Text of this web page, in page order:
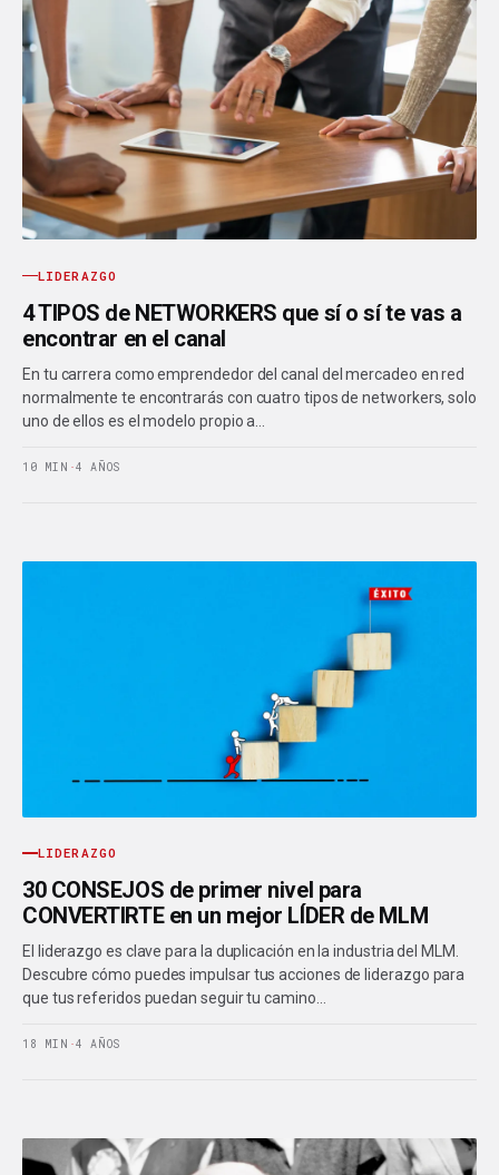
LIDERAZGO
4 TIPOS de NETWORKERS que sí o sí te vas a
encontrar en el canal
En tu carrera como emprendedor del canal del mercadeo en red
normalmente te encontrarás con cuatro tipos de networkers, solo
uno de ellos es el modelo propio a…
10 MIN ·4 AÑOS
LIDERAZGO
30 CONSEJOS de primer nivel para
CONVERTIRTE en un mejor LÍDER de MLM
El liderazgo es clave para la duplicación en la industria del MLM.
Descubre cómo puedes impulsar tus acciones de liderazgo para
que tus referidos puedan seguir tu camino…
18 MIN ·4 AÑOS